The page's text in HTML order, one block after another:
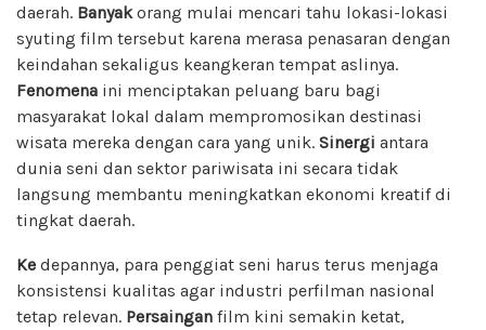
daerah. Banyakorang mulai mencari tahu lokasi-lokasi
syuting film tersebut karena merasa penasaran dengan
keindahan sekaligus keangkeran tempat aslinya.
Fenomena ini menciptakan peluang baru bagi
masyarakat lokal dalam mempromosikan destinasi
wisata mereka dengan cara yang unik. Sinergi antara
dunia seni dan sektor pariwisata ini secara tidak
langsung membantu meningkatkan ekonomi kreatif di
tingkat daerah.
Ke depannya, para penggiat seni harus terus menjaga
konsistensi kualitas agar industri perfilman nasional
tetap relevan. Persaingan film kini semakin ketat,